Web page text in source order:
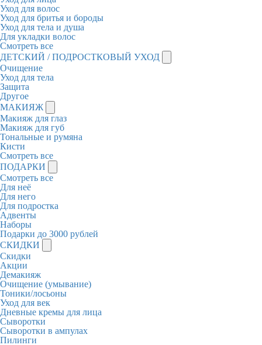
Уход для волос
Уход для бритья и бороды
Уход для тела и душа
Для укладки волос
Смотреть все
ДЕТСКИЙ / ПОДРОСТКОВЫЙ УХОД
Очищение
Уход для тела
Защита
Другое
МАКИЯЖ
Макияж для глаз
Макияж для губ
Тональные и румяна
Кисти
Смотреть все
ПОДАРКИ
Смотреть все
Для неё
Для него
Для подростка
Адвенты
Наборы
Подарки до 3000 рублей
СКИДКИ
Скидки
Акции
Демакияж
Очищение (умывание)
Тоники/лосьоны
Уход для век
Дневные кремы для лица
Сыворотки
Сыворотки в ампулах
Пилинги